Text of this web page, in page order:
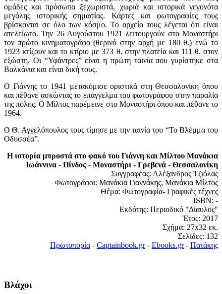
ομάδες και πρόσωπα ξεχωριστά, χωριά και ιστορικά γεγονότα
μεγάλης ιστορικής σημασίας. Κάρτες και φωτογραφίες τους
βρίσκονται σε όλο των κόσμο. Το αρχείο τους λέγεται ότι είναι
ατελείωτο. Την 26 Αυγούστου 1921 λειτουργούν στο Μοναστήρι
τον πρώτο κινηματογράφο (θερινό στην αρχή με 180 θ.) ενώ το
1923 κτίζουν και το κτίριο με 373 θ. στην πλατεία και 111 θ. στον
εξώστη. Οι “Υφάντρες” είναι η πρώτη ταινία που γυρίστηκε στα
Βαλκάνια και είναι δική τους.
Ο Γιάννης το 1941 μετακόμισε οριστικά στη Θεσσαλονίκη όπου
και πέθανε ασκώντας το επάγγελμα του φωτογράφου στην παραλία
της πόλης. Ο Μίλτος παρέμεινε στο Μοναστήρι όπου και πέθανε το
1964.
Ο Θ. Αγγελόπουλος τους τίμησε με την ταινία του “Το Βλέμμα του
Οδυσσέα”.
Η ιστορία μπροστά στο φακό του Γιάννη και Μίλτου Μανάκια
Ιωάννινα - Πίνδος - Μοναστήρι - Γρεβενά - Θεσσαλονίκη
Συγγραφέας: Αλέξανδρος Τζιόλας
Φωτογράφοι: Μανάκια Γιαννάκης, Μανάκια Μίλτος
Θέμα: Φωτογραφία- Γραφικές τέχνες
ISBN: -
Εκδότης: Περιοδικό "Δίαυλος"
Έτος: 2017
Σχήμα: 27x32 εκ.
Σελίδες: 132
Πρωτοπορία - Captainbook.gr- Ebooks.gr- Πατάκης
Βλάχοι